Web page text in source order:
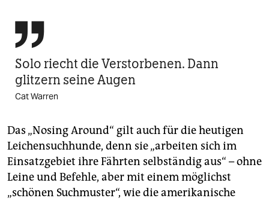

Solo riecht die Verstorbenen. Dann
glitzern seine Augen
Cat Warren
Das „Nosing Around“ gilt auch für die heutigen
Leichensuchhunde, denn sie „arbeiten sich im
Einsatzgebiet ihre Fährten selbständig aus“ – ohne
Leine und Befehle, aber mit einem möglichst
„schönen Suchmuster“, wie die amerikanische